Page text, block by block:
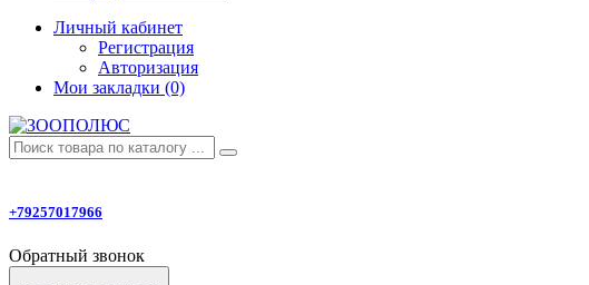
Личный кабинет
Регистрация
Авторизация
Мои закладки (0)
+79257017966
Обратный звонок